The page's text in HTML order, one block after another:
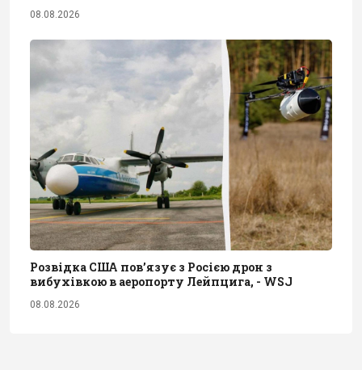
08.08.2026
Розвідка США пов’язує з Росією дрон з
вибухівкою в аеропорту Лейпцига, - WSJ
08.08.2026